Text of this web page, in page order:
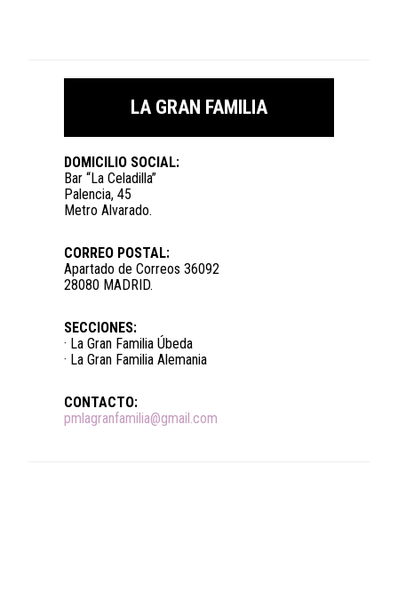
LA GRAN FAMILIA
DOMICILIO SOCIAL:
Bar “La Celadilla”
Palencia, 45
Metro Alvarado.
CORREO POSTAL:
Apartado de Correos 36092
28080 MADRID.
SECCIONES:
· La Gran Familia Úbeda
· La Gran Familia Alemania
CONTACTO:
pmlagranfamilia@gmail.com